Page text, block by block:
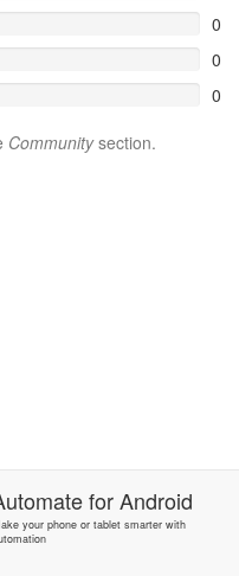
0
0
0
Communitysection.
forAndroid
your phone or tablet smarter with